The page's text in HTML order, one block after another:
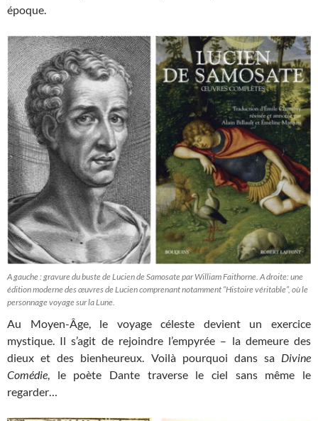
époque.
A gauche : gravure du buste de Lucien de Samosate par William Faithorne. A droite: une
édition moderne des œuvres de Lucien comprenant notamment “Histoire véritable”, où le
personnage voyage sur la Lune.
Au Moyen-Âge, le voyage céleste devient un exercice
mystique. Il s’agit de rejoindre l’empyrée – la demeure des
dieux et des bienheureux. Voilà pourquoi dans sa Divine
Comédie, le poète Dante traverse le ciel sans même le
regarder…